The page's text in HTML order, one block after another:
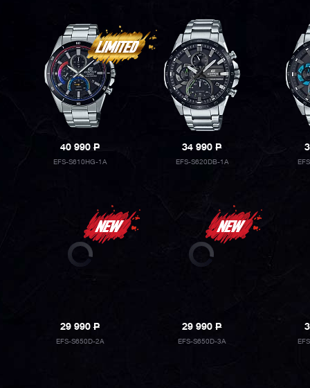
40 990P
EFS-S610HG-1A
34 990P
EFS-S620DB-1A
29 990P
EFS-S650D-2A
29 990P
EFS-S650D-3A